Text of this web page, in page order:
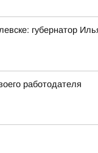
губернатор
работодателя